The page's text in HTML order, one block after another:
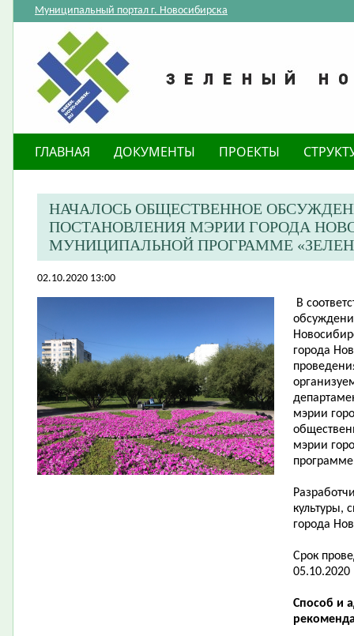
Муниципальный портал г. Новосибирска
ГЛАВНАЯ ДОКУМЕНТЫ ПРОЕКТЫ
НАЧАЛОСЬ ОБЩЕСТВЕННОЕ
ПОСТАНОВЛЕНИЯ МЭРИИ ГОРОДА
МУНИЦИПАЛЬНОЙ ПРОГРАММЕ
02.10.2020 13:00
В
города
мэрии
мэрии
культуры,
города
Срок
05.10.2020
Способ и